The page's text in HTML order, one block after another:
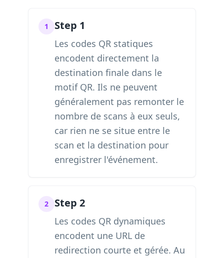
1 Step 1
Les codes QR statiques
encodent directement la
destination finale dans le
motif QR. Ils ne peuvent
généralement pas remonter le
nombre de scans à eux seuls,
car rien ne se situe entre le
scan et la destination pour
enregistrer l'événement.
2 Step 2
Les codes QR dynamiques
encodent une URL de
redirection courte et gérée. Au